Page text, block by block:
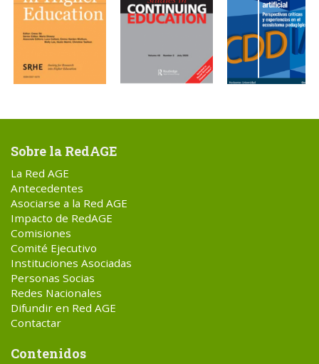
Sobre la RedAGE
La Red AGE
Antecedentes
Asociarse a la Red AGE
Impacto de RedAGE
Comisiones
Comité Ejecutivo
Instituciones Asociadas
Personas Socias
Redes Nacionales
Difundir en Red AGE
Contactar
Contenidos